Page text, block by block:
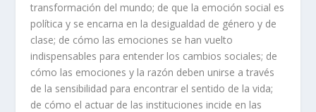
transformación del mundo; de que la emoción social es
política y se encarna en la desigualdad de género y de
clase; de cómo las emociones se han vuelto
indispensables para entender los cambios sociales; de
cómo las emociones y la razón deben unirse a través
de la sensibilidad para encontrar el sentido de la vida;
de cómo el actuar de las instituciones incide en las